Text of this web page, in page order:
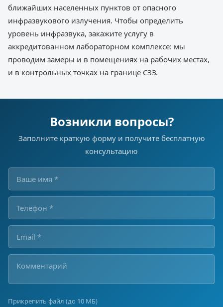
ближайших населенных пунктов от опасного
инфразвукового излучения. Чтобы определить
уровень инфразвука, закажите услугу в
аккредитованном лабораторном комплексе: мы
проводим замеры и в помещениях на рабочих местах,
и в контрольных точках на границе СЗЗ.
Возникли вопросы?
Заполните краткую форму и получите бесплатную
консультацию
Прикрепить файл (до 10 МБ)